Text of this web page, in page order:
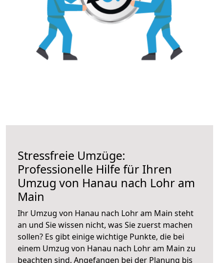
Stressfreie Umzüge:
Professionelle Hilfe für Ihren
Umzug von Hanau nach Lohr am
Main
Ihr Umzug von Hanau nach Lohr am Main steht
an und Sie wissen nicht, was Sie zuerst machen
sollen? Es gibt einige wichtige Punkte, die bei
einem Umzug von Hanau nach Lohr am Main zu
beachten sind. Angefangen bei der Planung bis